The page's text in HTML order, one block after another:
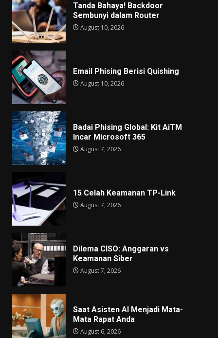
Tanda Bahaya! Backdoor
Sembunyi dalam Router
August 10, 2026
Email Phising Berisi Quishing
August 10, 2026
Badai Phising Global: Kit AiTM
Incar Microsoft 365
August 7, 2026
15 Celah Keamanan TP-Link
August 7, 2026
Dilema CISO: Anggaran vs
Keamanan Siber
August 7, 2026
Saat Asisten AI Menjadi Mata-
Mata Rapat Anda
August 6, 2026